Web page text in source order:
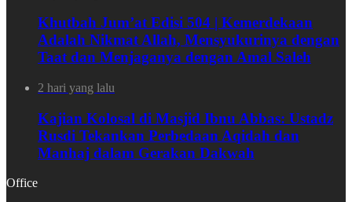
Khutbah Jum’at Edisi 504 | Kemerdekaan
Adalah Nikmat Allah, Mensyukurinya dengan
Taat dan Menjaganya dengan Amal Saleh
2 hari yang lalu
Kajian Kolosal di Masjid Ibnu Abbas: Ustadz
Rusdi Tekankan Perbedaan Aqidah dan
Manhaj dalam Gerakan Dakwah
Office